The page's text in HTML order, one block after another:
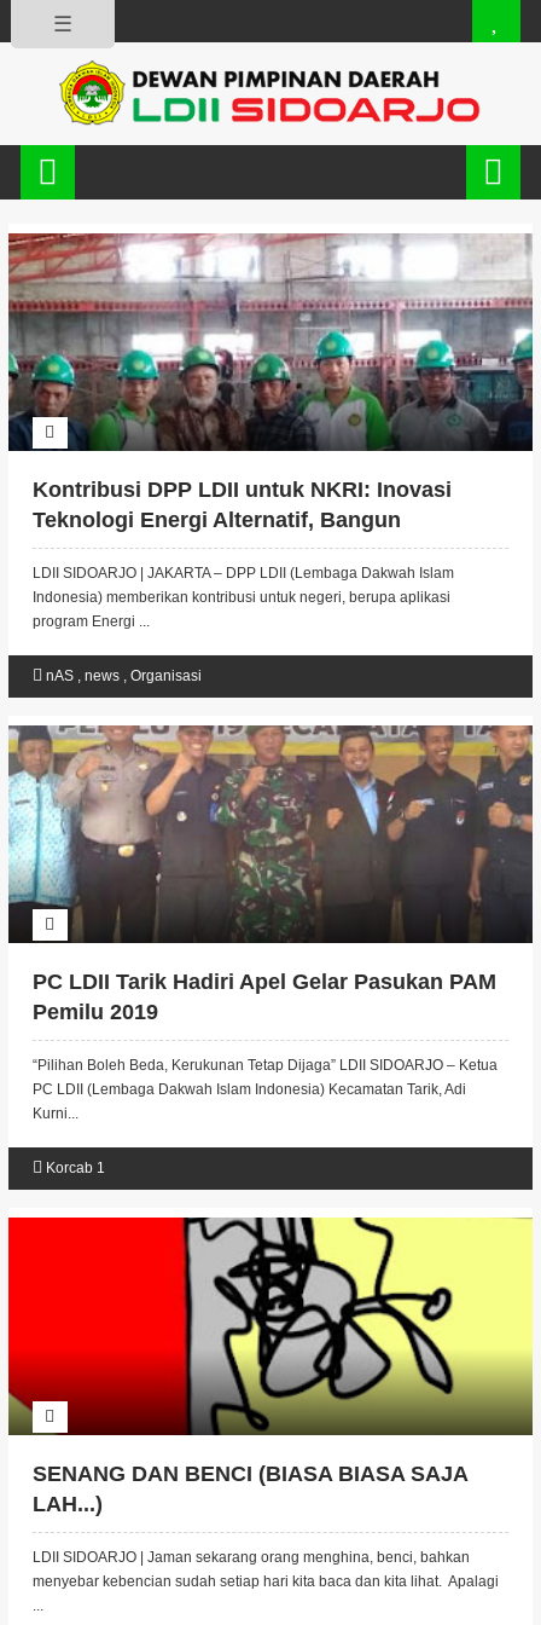
☰
Kontribusi DPP LDII untuk NKRI: Inovasi
Teknologi Energi Alternatif, Bangun
Pembangkit Listrik 20 Milyar
LDII SIDOARJO | JAKARTA – DPP LDII (Lembaga Dakwah Islam
Indonesia) memberikan kontribusi untuk negeri, berupa aplikasi
program Energi ...
nAS , news , Organisasi
PC LDII Tarik Hadiri Apel Gelar Pasukan PAM
Pemilu 2019
“Pilihan Boleh Beda, Kerukunan Tetap Dijaga” LDII SIDOARJO – Ketua
PC LDII (Lembaga Dakwah Islam Indonesia) Kecamatan Tarik, Adi
Kurni...
Korcab 1
SENANG DAN BENCI (BIASA BIASA SAJA
LAH...)
LDII SIDOARJO | Jaman sekarang orang menghina, benci, bahkan
menyebar kebencian sudah setiap hari kita baca dan kita lihat. Apalagi
...